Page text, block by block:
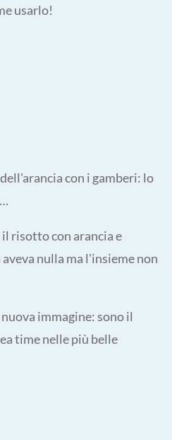
usarlo!
con i gamberi: lo
risotto con arancia e
nulla ma l'insieme non
immagine: sono il
time nelle più belle